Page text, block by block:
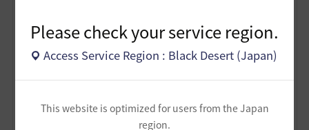
Please check your service region.
Access Service Region : Black Desert (Japan)
This website is optimized for users from the Japan
region.
非公開